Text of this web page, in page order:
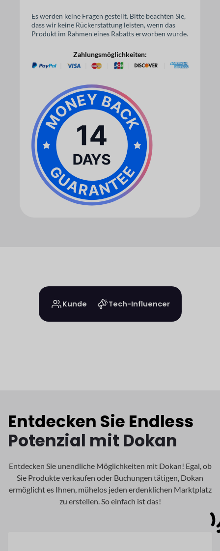
Es werden keine Fragen gestellt. Bitte beachten Sie,
dass wir keine Rückerstattung leisten, wenn das
Produkt im Rahmen eines Rabatts erworben wurde.
Zahlungsmöglichkeiten:
Kunde Tech-Influencer
Entdecken Sie Endless
Potenzial mit Dokan
Entdecken Sie unendliche Möglichkeiten mit Dokan! Egal, ob
Sie Produkte verkaufen oder Buchungen tätigen, Dokan
ermöglicht es Ihnen, mühelos jeden erdenklichen Marktplatz
zu erstellen. So einfach ist das!